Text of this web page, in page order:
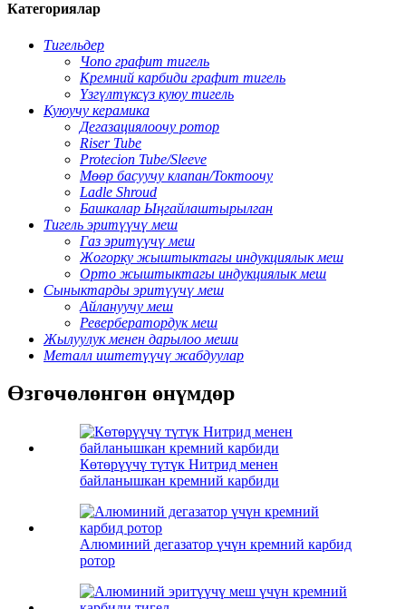
Категориялар
Тигельдер
Чопо графит тигель
Кремний карбиди графит тигель
Үзгүлтүксүз куюу тигель
Куюучу керамика
Дегазациялоочу ротор
Riser Tube
Protecion Tube/Sleeve
Мөөр басуучу клапан/Токтоочу
Ladle Shroud
Башкалар Ыңгайлаштырылган
Тигель эритүүчү меш
Газ эритүүчү меш
Жогорку жыштыктагы индукциялык меш
Орто жыштыктагы индукциялык меш
Сыныктарды эритүүчү меш
Айлануучу меш
Ревербератордук меш
Жылуулук менен дарылоо меши
Металл иштетүүчү жабдуулар
Өзгөчөлөнгөн өнүмдөр
Көтөрүүчү түтүк Нитрид менен
байланышкан кремний карбиди
Алюминий дегазатор үчүн кремний карбид
ротор